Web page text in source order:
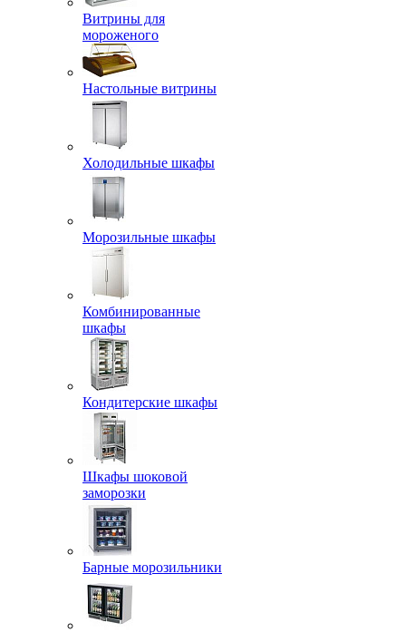
Витрины для
мороженого
Настольные витрины
Холодильные шкафы
Морозильные шкафы
Комбинированные
шкафы
Кондитерские шкафы
Шкафы шоковой
заморозки
Барные морозильники